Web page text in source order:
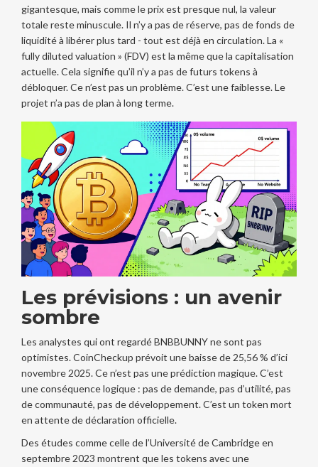
gigantesque, mais comme le prix est presque nul, la valeur
totale reste minuscule. Il n’y a pas de réserve, pas de fonds de
liquidité à libérer plus tard - tout est déjà en circulation. La «
fully diluted valuation » (FDV) est la même que la capitalisation
actuelle. Cela signifie qu’il n’y a pas de futurs tokens à
débloquer. Ce n’est pas un problème. C’est une faiblesse. Le
projet n’a pas de plan à long terme.
Les prévisions : un avenir
sombre
Les analystes qui ont regardé BNBBUNNY ne sont pas
optimistes. CoinCheckup prévoit une baisse de 25,56 % d’ici
novembre 2025. Ce n’est pas une prédiction magique. C’est
une conséquence logique : pas de demande, pas d’utilité, pas
de communauté, pas de développement. C’est un token mort
en attente de déclaration officielle.
Des études comme celle de l’Université de Cambridge en
septembre 2023 montrent que les tokens avec une